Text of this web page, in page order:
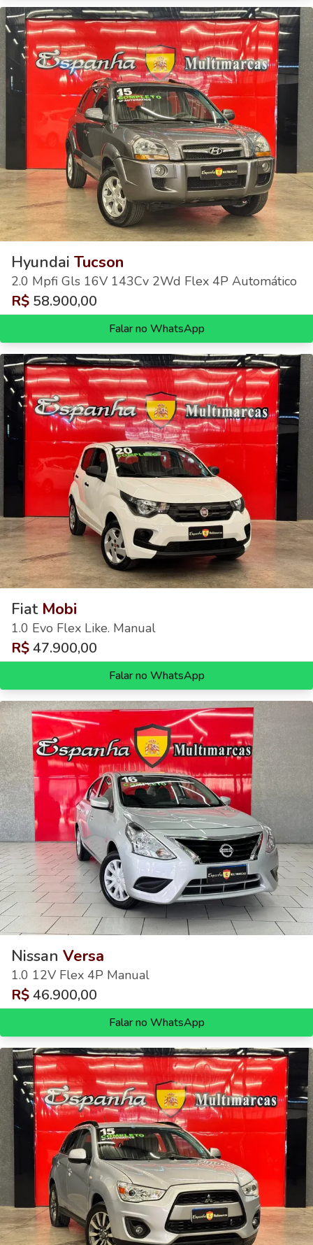
Hyundai Tucson
2.0 Mpfi Gls 16V 143Cv 2Wd Flex 4P Automático
R$ 58.900,00
Falar no WhatsApp
Fiat Mobi
1.0 Evo Flex Like. Manual
R$47.900,00
Falar no WhatsApp
Nissan Versa
1.0 12V Flex 4P Manual
R$46.900,00
Falar no WhatsApp